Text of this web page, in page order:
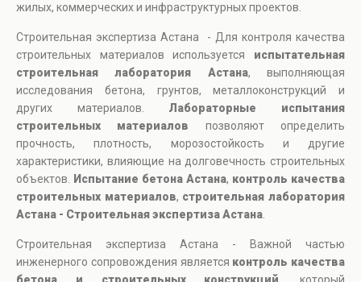
жилых, коммерческих и инфраструктурных проектов.
Строительная экспертиза Астана - Для контроля качества
строительных материалов используется испытательная
строительная лаборатория Астана, выполняющая
исследования бетона, грунтов, металлоконструкций и
других материалов. Лабораторные испытания
строительных материалов позволяют определить
прочность, плотность, морозостойкость и другие
характеристики, влияющие на долговечность строительных
объектов.
Испытание бетона Астана, контроль качества
строительных материалов, строительная лаборатория
Астана - Строительная экспертиза Астана
Строительная экспертиза Астана - Важной частью
инженерного сопровождения является контроль качества